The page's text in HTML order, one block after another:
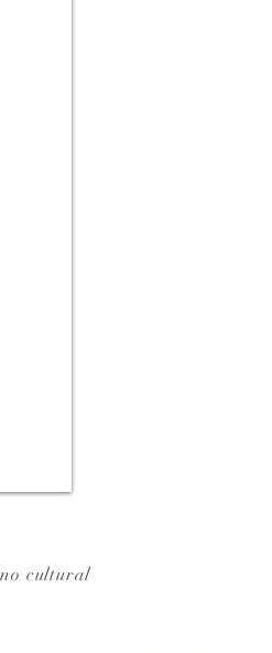
cultural